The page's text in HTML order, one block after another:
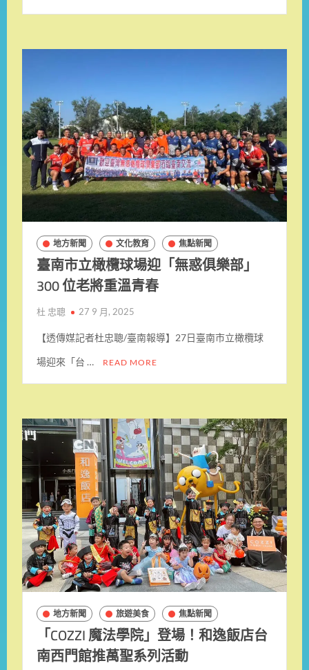
地方新聞 文化教育 焦點新聞
臺南市立橄欖球場迎「無惑俱樂部」
300 位老將重溫青春
杜 忠聰 27 9 月, 2025
【透傳媒記者杜忠聰/臺南報導】27日臺南市立橄欖球
場迎來「台 … READ MORE
地方新聞 旅遊美食 焦點新聞
「COZZI 魔法學院」登場！和逸飯店台
南西門館推萬聖系列活動